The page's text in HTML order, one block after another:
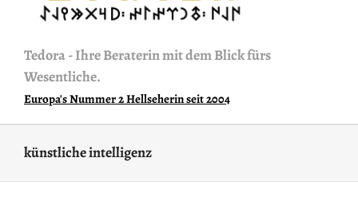
Tedora-Ihre Beraterin mit dem Blick fürs
Wesentliche.
Europa's Nummer 2 Hellseherin seit 2004
künstliche intelligenz